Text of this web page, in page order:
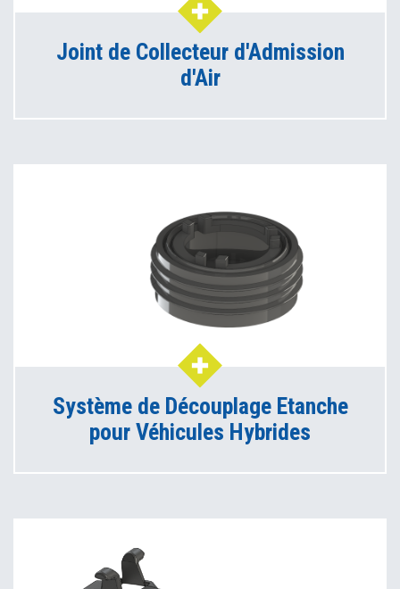
Joint de Collecteur d'Admission
d'Air
Système de Découplage Etanche
pour Véhicules Hybrides